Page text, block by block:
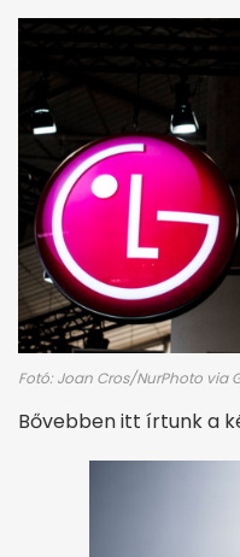
Fotó: Joan Cros/NurPhoto via
Bővebben itt írtunk a